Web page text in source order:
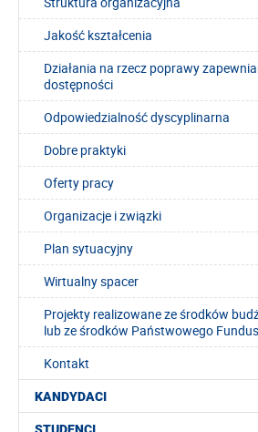
Jakość kształcenia
Działania na rzecz poprawy
dostępności
Odpowiedzialność dyscyplinarna
Dobre praktyki
Oferty pracy
Organizacje i związki
Plan sytuacyjny
Wirtualny spacer
Projekty realizowane ze środków
lub ze środków Państwowego
Kontakt
KANDYDACI